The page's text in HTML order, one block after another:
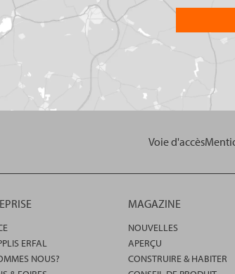
Voie d'accès
ERFAL
NOUS?
MAGAZINE
NOUVELLES
APERÇU
CONSTRUIRE & HABITER